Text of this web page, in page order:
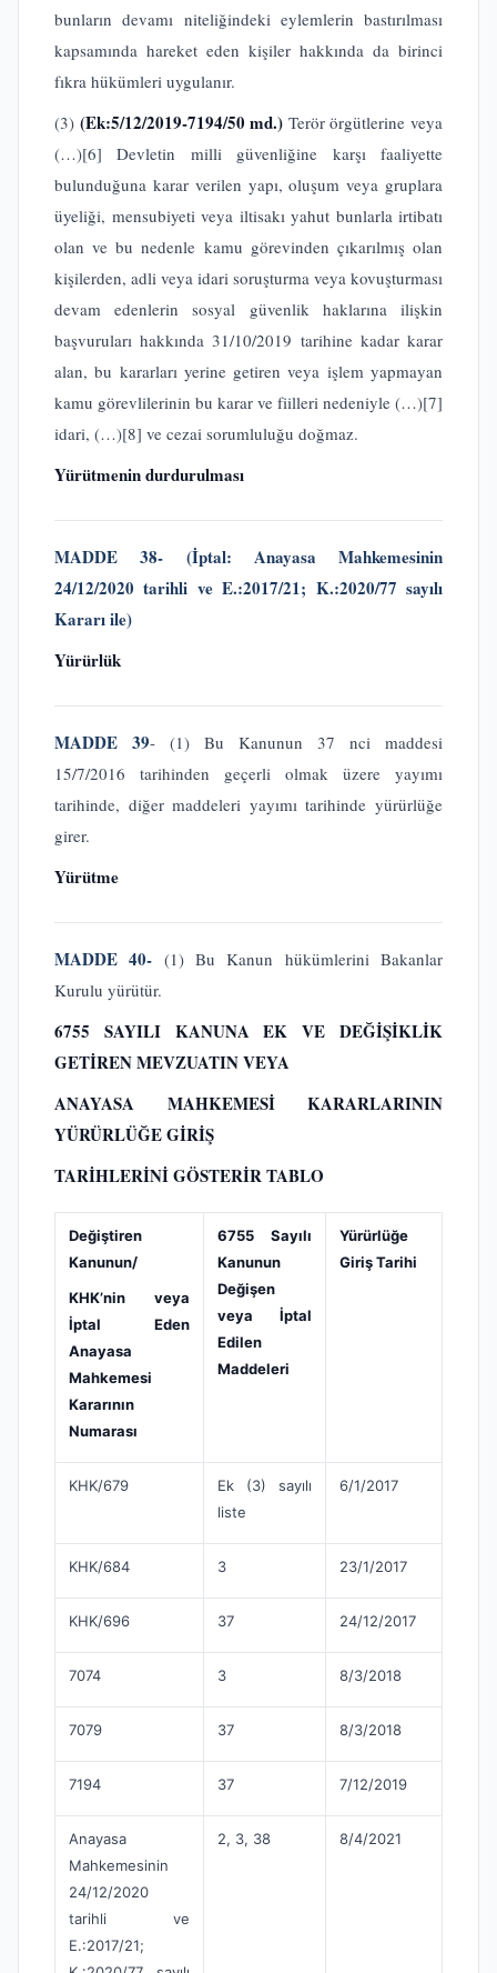
bunların devamı niteliğindeki eylemlerin bastırılması
kapsamında hareket eden kişiler hakkında da birinci
fıkra hükümleri uygulanır.
(3) (Ek:5/12/2019-7194/50 md.) Terör örgütlerine veya
(…)[6] Devletin milli güvenliğine karşı faaliyette
bulunduğuna karar verilen yapı, oluşum veya gruplara
üyeliği, mensubiyeti veya iltisakı yahut bunlarla irtibatı
olan ve bu nedenle kamu görevinden çıkarılmış olan
kişilerden, adli veya idari soruşturma veya kovuşturması
devam edenlerin sosyal güvenlik haklarına ilişkin
başvuruları hakkında 31/10/2019 tarihine kadar karar
alan, bu kararları yerine getiren veya işlem yapmayan
kamu görevlilerinin bu karar ve fiilleri nedeniyle (…)[7]
idari, (…)[8] ve cezai sorumluluğu doğmaz.
Yürütmenin durdurulması
MADDE 38-
(İptal: Anayasa Mahkemesinin
24/12/2020 tarihli ve E.:2017/21; K.:2020/77 sayılı
Kararı ile)
Yürürlük
MADDE 39- (1) Bu Kanunun 37 nci maddesi
15/7/2016 tarihinden geçerli olmak üzere yayımı
tarihinde, diğer maddeleri yayımı tarihinde yürürlüğe
girer.
Yürütme
MADDE 40- (1) Bu Kanun hükümlerini Bakanlar
Kurulu yürütür.
6755 SAYILI KANUNA EK VE DEĞİŞİKLİK
GETİREN MEVZUATIN VEYA
ANAYASA MAHKEMESİ KARARLARININ
YÜRÜRLÜĞE GİRİŞ
TARİHLERİNİ GÖSTERİR TABLO
Değiştiren
Kanunun/
KHK’nin veya
İptal Eden
Anayasa
Mahkemesi
Kararının
Numarası
6755 Sayılı
Kanunun
Değişen
veya İptal
Edilen
Maddeleri
Yürürlüğe
Giriş Tarihi
KHK/679
Ek (3) sayılı
liste
6/1/2017
KHK/684 3 23/1/2017
KHK/696 37 24/12/2017
7074 3 8/3/2018
7079 37 8/3/2018
7194 37 7/12/2019
Anayasa
Mahkemesinin
24/12/2020
tarihli ve
E.:2017/21;
2, 3, 38 8/4/2021